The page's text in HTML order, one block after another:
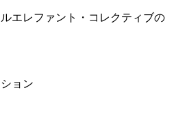
エレファント・コレクティブの
ョン